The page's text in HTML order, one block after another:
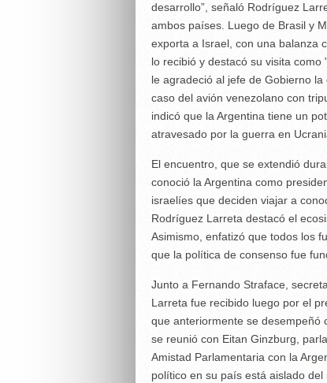
desarrollo”, señaló Rodríguez
ambos países. Luego de Brasil y
exporta a Israel, con una balanza
lo recibió y destacó su visita
le agradeció al jefe de Gobierno
caso del avión venezolano con
indicó que la Argentina tiene un
atravesado por la guerra en
El encuentro, que se extendió
conoció la Argentina como
israelíes que deciden viajar a
Rodríguez Larreta destacó el
Asimismo, enfatizó que todos los
que la política de consenso fue
Junto a Fernando Straface,
Larreta fue recibido luego por el
que anteriormente se desempeñó
se reunió con Eitan Ginzburg,
Amistad Parlamentaria con la
político en su país está aislado